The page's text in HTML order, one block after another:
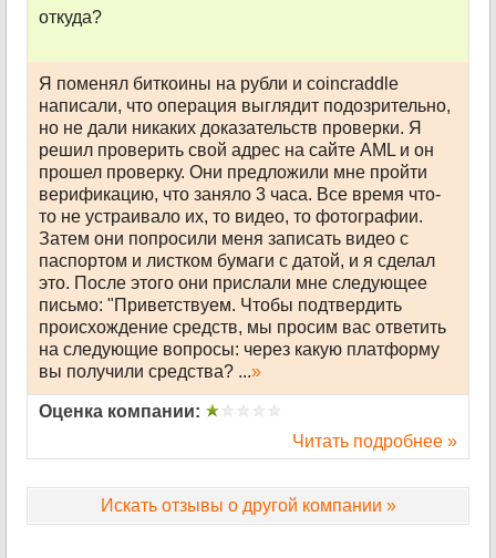
откуда?
Я поменял биткоины на рубли и coincraddle
написали, что операция выглядит подозрительно,
но не дали никаких доказательств проверки. Я
решил проверить свой адрес на сайте AML и он
прошел проверку. Они предложили мне пройти
верификацию, что заняло 3 часа. Все время что-
то не устраивало их, то видео, то фотографии.
Затем они попросили меня записать видео с
паспортом и листком бумаги с датой, и я сделал
это. После этого они прислали мне следующее
письмо: "Приветствуем. Чтобы подтвердить
происхождение средств, мы просим вас ответить
на следующие вопросы: через какую платформу
вы получили средства? ...»
Оценка компании:
Читать подробнее »
Искать отзывы о другой компании »